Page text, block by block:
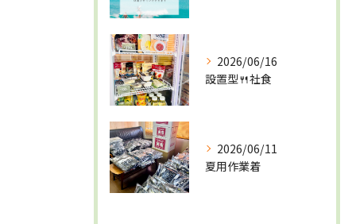
2026/06/16
設置型🍴社食
2026/06/11
夏用作業着